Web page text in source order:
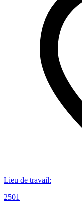
Lieu de travail:
2501